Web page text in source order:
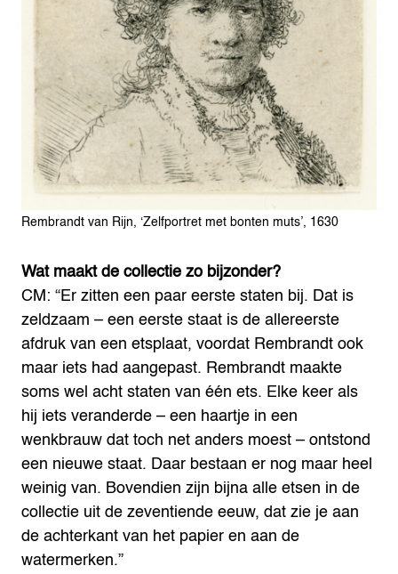
Rembrandt van Rijn, ‘Zelfportret met bonten muts’, 1630
Wat maakt de collectie zo bijzonder?
CM: “Er zitten een paar eerste staten bij. Dat is
zeldzaam – een eerste staat is de allereerste
afdruk van een etsplaat, voordat Rembrandt ook
maar iets had aangepast. Rembrandt maakte
soms wel acht staten van één ets. Elke keer als
hij iets veranderde – een haartje in een
wenkbrauw dat toch net anders moest – ontstond
een nieuwe staat. Daar bestaan er nog maar heel
weinig van. Bovendien zijn bijna alle etsen in de
collectie uit de zeventiende eeuw, dat zie je aan
de achterkant van het papier en aan de
watermerken.”